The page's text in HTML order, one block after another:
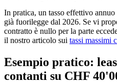
In pratica, un tasso effettivo
già fuorilegge dal 2026. Se vi
contratto è nullo per la parte
il nostro articolo sui tassi massimi
Esempio pratico:
contanti su CHF